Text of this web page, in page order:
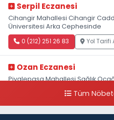
Serpil Eczanesi
Cihangir Mahallesi Cihangir
Üniversitesi Arka Cephesinde
0 (212) 251 26 83 Yol Tarifi
Ozan Eczanesi
Piyalepaşa Mahallesi Sağlık
Tüm